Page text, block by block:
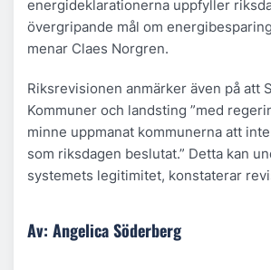
energideklarationerna uppfyller
övergripande mål om
menar Claes Norgren.
Riksrevisionen anmärker även på att
Kommuner och landsting ”med
minne uppmanat kommunerna att
som riksdagen beslutat.” Detta kan
systemets legitimitet, konstaterar
Av: Angelica Söderberg